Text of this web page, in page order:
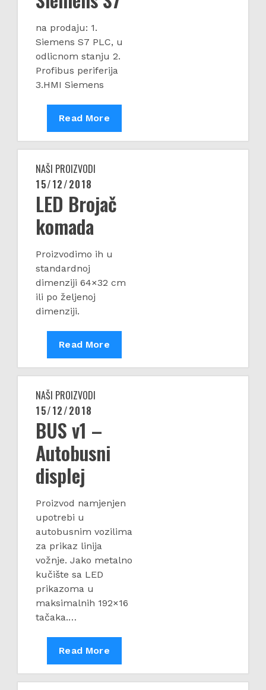
na prodaju: 1.
Siemens S7 PLC, u
odlicnom stanju 2.
Profibus periferija
3.HMI Siemens
Siemens
S7
Read More
NAŠI PROIZVODI
Posted
on
15/12/2018
LED Brojač
komada
Proizvodimo ih u
standardnoj
dimenziji 64×32 cm
ili po željenoj
dimenziji.
LED
Brojač
komada
Read More
NAŠI PROIZVODI
Posted
on
15/12/2018
BUS v1 –
Autobusni
displej
Proizvod namjenjen
upotrebi u
autobusnim vozilima
za prikaz linija
vožnje. Jako metalno
kučište sa LED
prikazoma u
maksimalnih 192×16
tačaka.…
BUS
v1
–
Read More